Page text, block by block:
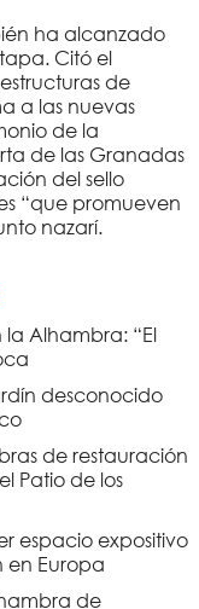
ha alcanzado
Citó el
de
a las nuevas
de la
de las Granadas
del sello
“que promueven
nazarí.
Alhambra: “El
desconocido
de restauración
Patio de los
espacio expositivo
Europa
de